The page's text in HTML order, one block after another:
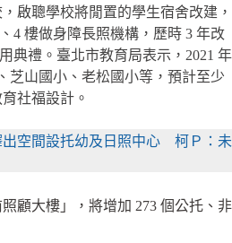
啟聰學校將閒置的學生宿舍改建，
4 樓做身障長照機構，歷時 3 年改
典禮。臺北市教育局表示，2021 年
芝山國小、老松國小等，預計至少
社福設計。
出空間設托幼及日照中心 柯Ｐ：未
顧大樓」，將增加 273 個公托、非